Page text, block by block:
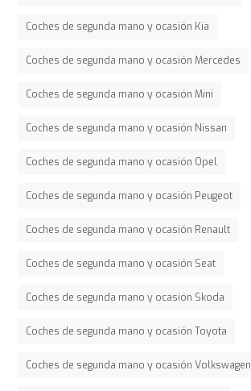
Coches de segunda mano y ocasión Kia
Coches de segunda mano y ocasión Mercedes
Coches de segunda mano y ocasión Mini
Coches de segunda mano y ocasión Nissan
Coches de segunda mano y ocasión Opel
Coches de segunda mano y ocasión Peugeot
Coches de segunda mano y ocasión Renault
Coches de segunda mano y ocasión Seat
Coches de segunda mano y ocasión Skoda
Coches de segunda mano y ocasión Toyota
Coches de segunda mano y ocasión Volkswagen